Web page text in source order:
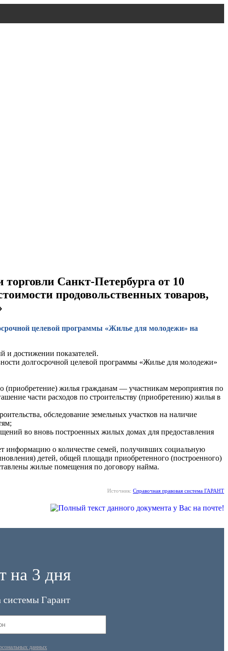
Санкт-Петербурга от 10
продовольственных товаров,
целевой программы «Жилье для молодежи» на
и достижении показателей.
долгосрочной целевой программы «Жилье для молодежи»
(приобретение) жилья гражданам — участникам мероприятия по
части расходов по строительству (приобретению) жилья в
обследование земельных участков на наличие
во вновь построенных жилых домах для предоставления
информацию о количестве семей, получивших социальную
детей, общей площади приобретенного (построенного)
жилые помещения по договору найма.
Источник: Справочная правовая система ГАРАНТ
на 3 дня
системы Гарант
данных